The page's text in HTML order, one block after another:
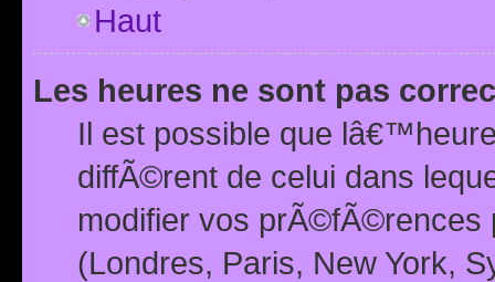
Haut
Les heures ne sont pas
Il est possible que
diffÃ©rent de celui dans
modifier vos prÃ©fÃ©rences
(Londres, Paris, New York,